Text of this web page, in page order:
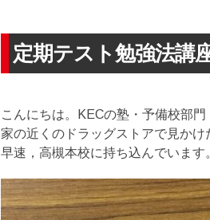
定期テスト勉強法
こんにちは。KECの塾・予備校部
家の近くのドラッグストアで見かけ
早速，高槻本校に持ち込んでいます